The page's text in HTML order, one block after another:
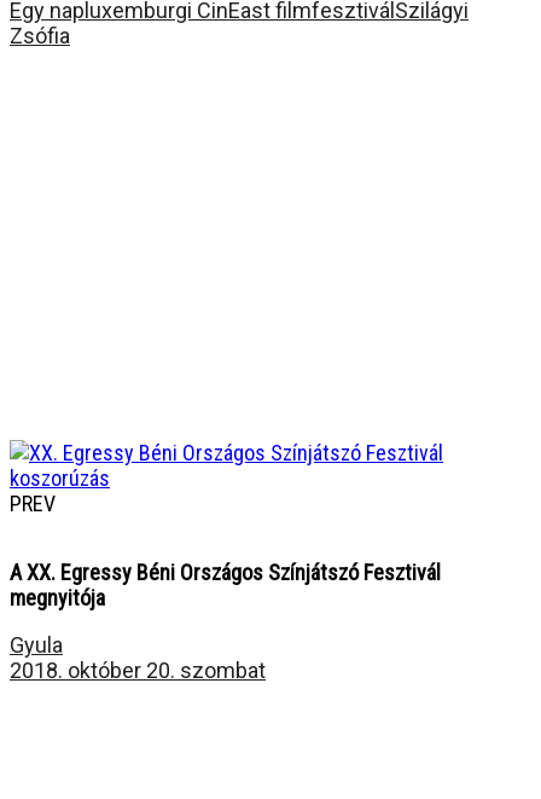
Egy napluxemburgi CinEast filmfesztiválSzilágyi
Zsófia
PREV
A XX. Egressy Béni Országos Színjátszó Fesztivál
megnyitója
Gyula
2018. október 20. szombat